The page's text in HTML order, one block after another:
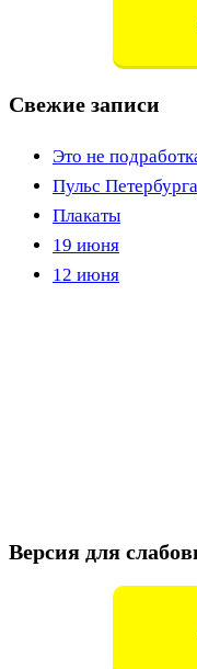
Свежие записи
Это не
Пульс Петербурга
Плакаты
19 июня
12 июня
Версия для